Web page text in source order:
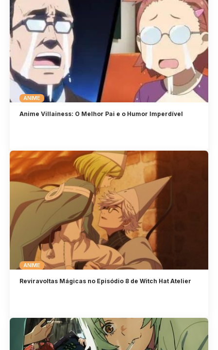
ANIME
Anime Villainess: O Melhor Pai e o Humor Imperdível
ANIME
Reviravoltas Mágicas no Episódio 8 de Witch Hat Atelier